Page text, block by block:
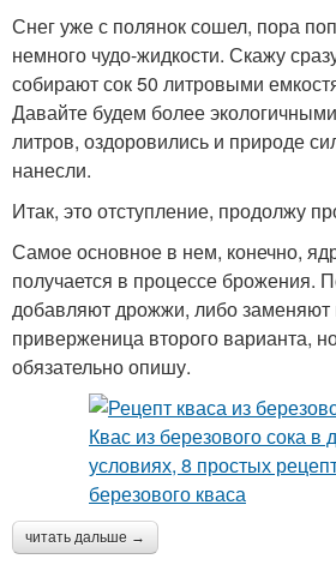
Снег уже с полянок сошел, пора
немного чудо-жидкости. Скажу
собирают сок 50 литровыми
Давайте будем более
литров, оздоровились и природе
нанесли.
Итак, это отступление, продолжу
Самое основное в нем, конечно,
получается в процессе брожения.
добавляют дрожжи, либо
приверженица второго варианта,
обязательно опишу.
читать дальше →